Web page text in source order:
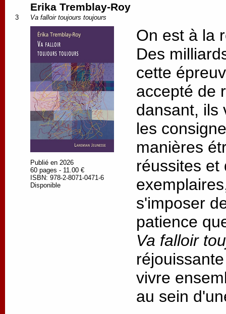
3
Erika Tremblay-Roy
Va falloir toujours toujours
Publié en 2026
60 pages - 11.00 €
ISBN: 978-2-8071-0471-6
Disponible
On est à la
Des
cette
accepté de
dansant, ils
les
manières
réussites et
s'imposer
patience
Va falloir
vivre
au sein